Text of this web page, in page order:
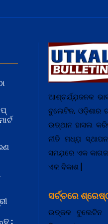
:
ଆଶ୍ଚର୍ଯ୍ଯ଼ଜନକ
ବୁଲେଟିନ, ଓଡ଼ିଶାର
ଉତ୍ଥାନ ହାସଲ
ନୀତି ମଧ୍ଯ଼
ସମଯ଼ରେ ଏକ କାଗଜ
ଏକ ବିକାଶ |
ସର୍ଚ୍ଚରେ
ଉତ୍କଳ ବୁଲେଟିନ